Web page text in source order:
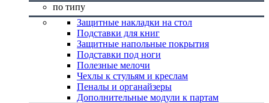
по типу
Защитные накладки на стол
Подставки для книг
Защитные напольные покрытия
Подставки под ноги
Полезные мелочи
Чехлы к стульям и креслам
Пеналы и органайзеры
Дополнительные модули к партам